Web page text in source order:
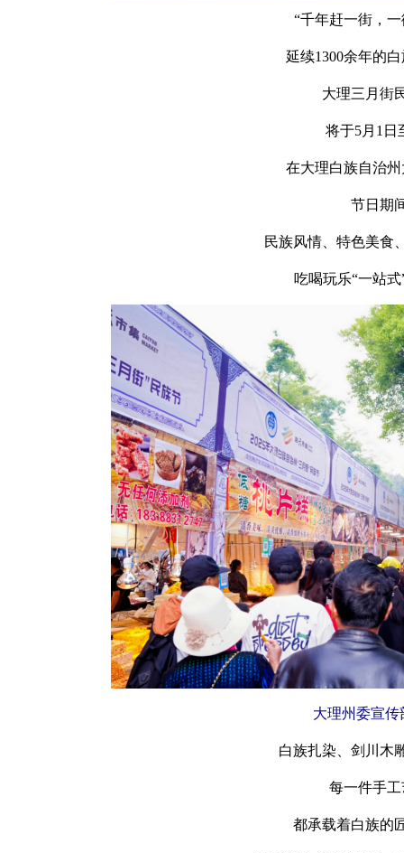
“千年赶一街，
延续1300余年的
大理三月街
将于5月1日
在大理白族自治
节日期
民族风情、特色美食
吃喝玩乐“一站
大理州委宣传
白族扎染、剑川木
每一件手
都承载着白族的